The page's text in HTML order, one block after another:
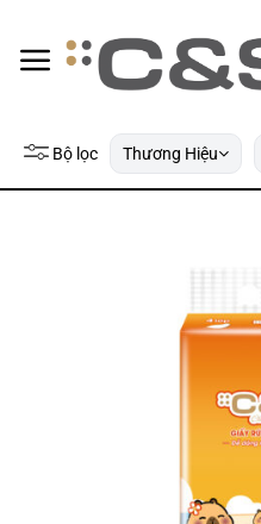
nội
dung
Bộ lọc Thương Hiệu